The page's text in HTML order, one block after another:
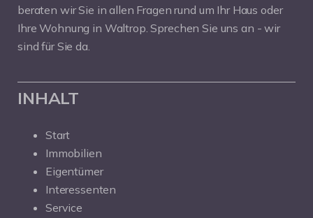
beraten wir Sie in allen Fragen rund um Ihr Haus oder
Ihre Wohnung in Waltrop. Sprechen Sie uns an - wir
sind für Sie da.
INHALT
Start
Immobilien
Eigentümer
Interessenten
Service